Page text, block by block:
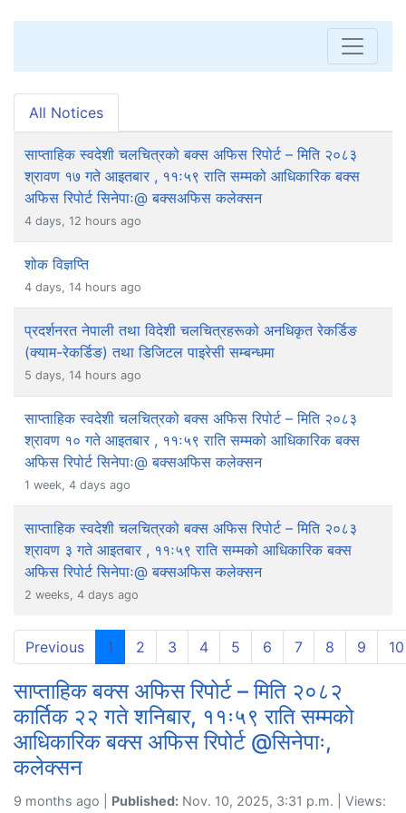
All Notices
साप्ताहिक स्वदेशी चलचित्रको बक्स अफिस रिपोर्ट – मिति २०८३
श्रावण १७ गते आइतबार , ११ः५९ राति सम्मको आधिकारिक बक्स
अफिस रिपोर्ट सिनेपाः@ बक्सअफिस कलेक्सन
4 days, 12 hours ago
शोक विज्ञप्ति
4 days, 14 hours ago
प्रदर्शनरत नेपाली तथा विदेशी चलचित्रहरूको अनधिकृत रेकर्डिङ
(क्याम-रेकर्डिङ) तथा डिजिटल पाइरेसी सम्बन्धमा
5 days, 14 hours ago
साप्ताहिक स्वदेशी चलचित्रको बक्स अफिस रिपोर्ट – मिति २०८३
श्रावण १० गते आइतबार , ११ः५९ राति सम्मको आधिकारिक बक्स
अफिस रिपोर्ट सिनेपाः@ बक्सअफिस कलेक्सन
1 week, 4 days ago
साप्ताहिक स्वदेशी चलचित्रको बक्स अफिस रिपोर्ट – मिति २०८३
श्रावण ३ गते आइतबार , ११ः५९ राति सम्मको आधिकारिक बक्स
अफिस रिपोर्ट सिनेपाः@ बक्सअफिस कलेक्सन
2 weeks, 4 days ago
Previous 1 (current)
2 3 4 5 6 7 8 9 10
साप्ताहिक बक्स अफिस रिपोर्ट – मिति २०८२
कार्तिक २२ गते शनिबार, ११ः५९ राति सम्मको
आधिकारिक बक्स अफिस रिपोर्ट @सिनेपाः,
कलेक्सन
9 months ago | Published: Nov. 10, 2025, 3:31 p.m. | Views: